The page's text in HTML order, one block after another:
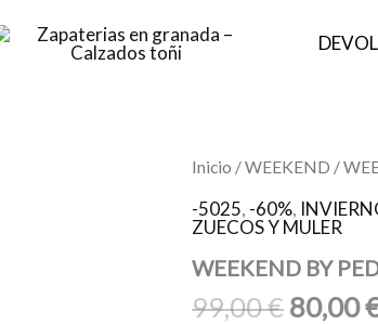
Inicio /WEEKEND /
-5025, -60%,
ZUECOS Y MULER
WEEKEND BY
99,00€
El
precio
era:
99,00
80,00
WEEKEND
PEDRO
MIRALLES
ALFA
cantidad